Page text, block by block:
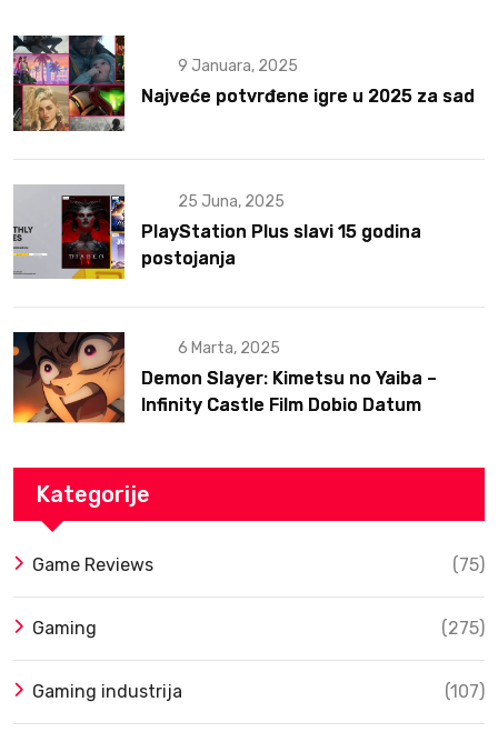
9 Januara, 2025
Najveće potvrđene igre u 2025 za sad
25 Juna, 2025
PlayStation Plus slavi 15 godina
postojanja
6 Marta, 2025
Demon Slayer: Kimetsu no Yaiba –
Infinity Castle Film Dobio Datum
Kategorije
Game Reviews (75)
Gaming (275)
Gaming industrija (107)